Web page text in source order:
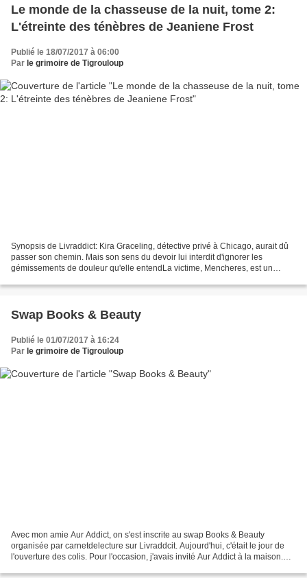
Le monde de la chasseuse de la nuit, tome 2:
L'étreinte des ténèbres de Jeaniene Frost
Publié le 18/07/2017 à 06:00
Par le grimoire de Tigrouloup
Synopsis de Livraddict: Kira Graceling, détective privé à Chicago, aurait dû
passer son chemin. Mais son sens du devoir lui interdit d'ignorer les
gémissements de douleur qu'elle entendLa victime, Mencheres, est un
Swap Books & Beauty
Publié le 01/07/2017 à 16:24
Par le grimoire de Tigrouloup
Avec mon amie Aur Addict, on s'est inscrite au swap Books & Beauty
organisée par carnetdelecture sur Livraddcit. Aujourd'hui, c'était le jour de
l'ouverture des colis. Pour l'occasion, j'avais invité Aur Addict à la maison.